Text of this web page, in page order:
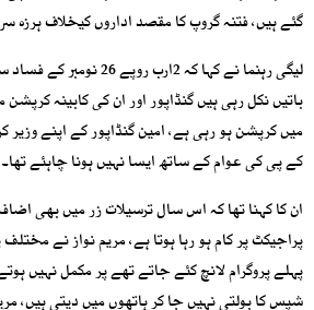
گئے ہیں، فتنہ گروپ کا مقصد اداروں کیخلاف ہرزہ
لیگی رہنما نے کہا کہ 2ارب
باتیں نکل رہی ہیں گنڈاپور اور ان کی کابینہ
میں کرپشن ہو رہی ہے، امین گنڈاپور کے اپنے وزیر
کے پی کی عوام کے ساتھ ایسا نہیں ہونا چاہئے تھا۔
ان کا کہنا تھا کہ اس سال ترسیلات زر میں بھی
پراجیکٹ پر کام ہو رہا ہوتا ہے، مریم نواز نے
پہلے پروگرام لانچ کئے جاتے تھے پر مکمل نہیں